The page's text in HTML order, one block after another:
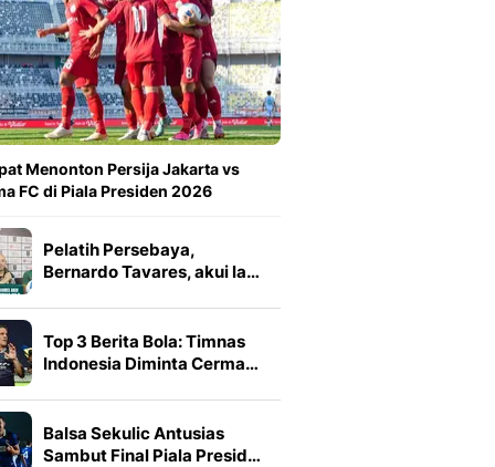
Menonton Persija Jakarta vs
FC di Piala Presiden 2026
Pelatih Persebaya,
Bernardo Tavares, akui la…
Top 3 Berita Bola: Timnas
Indonesia Diminta Cerma…
Balsa Sekulic Antusias
Sambut Final Piala Presid…